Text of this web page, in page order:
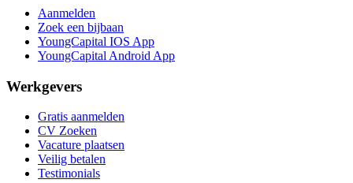
Aanmelden
Zoek een bijbaan
YoungCapital IOS App
YoungCapital Android App
Werkgevers
Gratis aanmelden
CV Zoeken
Vacature plaatsen
Veilig betalen
Testimonials